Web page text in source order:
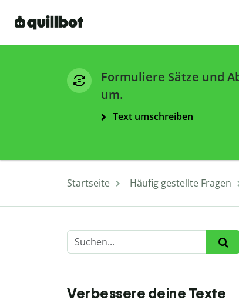
Formuliere Sätze und
um.
Text umschreiben
Startseite Häufig gestellte Fragen
Verbessere deine Texte